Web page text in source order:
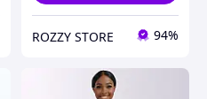
ROZZY STORE 94%